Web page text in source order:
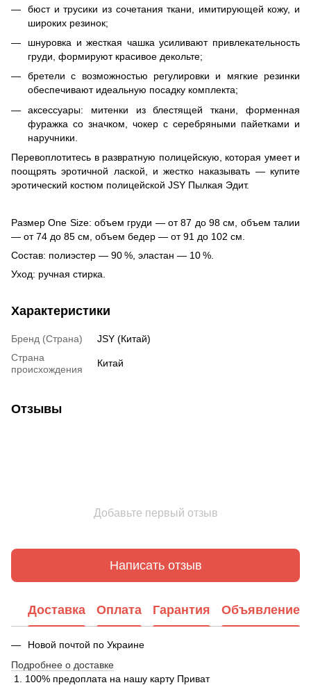
бюст и трусики из сочетания ткани, имитирующей кожу, и
широких резинок;
шнуровка и жесткая чашка усиливают привлекательность
груди, формируют красивое декольте;
бретели с возможностью регулировки и мягкие резинки
обеспечивают идеальную посадку комплекта;
аксессуары: митенки из блестящей ткани, форменная
фуражка со значком, чокер с серебряными пайетками и
наручники.
Перевоплотитесь в развратную полицейскую, которая умеет и
поощрять эротичной лаской, и жестко наказывать — купите
эротический костюм полицейской JSY Пылкая Эдит.
Размер One Size: объем груди — от 87 до 98 см, объем талии
— от 74 до 85 см, объем бедер — от 91 до 102 см.
Состав: полиэстер — 90 %, эластан — 10 %.
Уход: ручная стирка.
Характеристики
Бренд (Страна)
JSY (Китай)
Страна
происхождения
Китай
Отзывы
Добавьте первый отзыв
Написать отзыв
Доставка Оплата Гарантия Объявление
Новой почтой по Украине
Подробнее о доставке
1. 100% предоплата на нашу карту Приват